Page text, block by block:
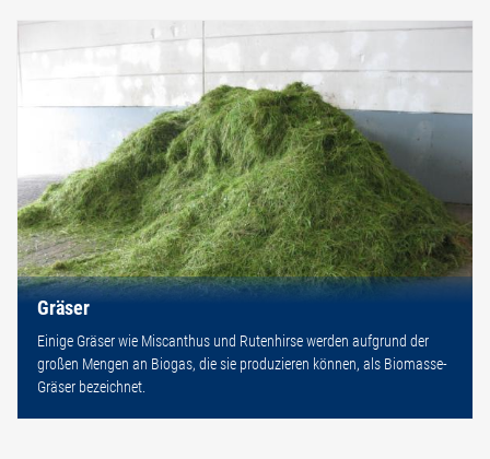
Gräser
Einige Gräser wie Miscanthus und Rutenhirse werden aufgrund der
großen Mengen an Biogas, die sie produzieren können, als Biomasse-
Gräser bezeichnet.